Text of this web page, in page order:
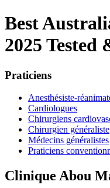
Best
2025 Tested
Praticiens
Anesthésiste-
Cardiologues
Chirurgiens
Chirurgien généraliste
Médecins généralistes
Praticiens
Clinique Abou